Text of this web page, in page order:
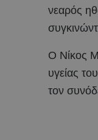
νεαρός
Ο Νίκος
υγείας
τον